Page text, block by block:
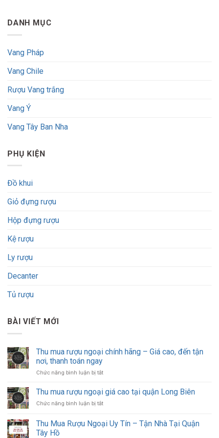
DANH MỤC
Vang Pháp
Vang Chile
Rượu Vang trắng
Vang Ý
Vang Tây Ban Nha
PHỤ KIỆN
Đồ khui
Giỏ đựng rượu
Hộp đựng rượu
Kệ rượu
Ly rượu
Decanter
Tủ rượu
BÀI VIẾT MỚI
Thu mua rượu ngoại chính hãng – Giá cao, đến tận
nơi, thanh toán ngay
Chức năng bình luận bị tắtở
mua
rượu
ngoại
hãng
Thu mua rượu ngoại giá cao tại quận Long Biên
Chức năng bình luận bị tắtở
mua
rượu
Thu Mua Rượu Ngoại Uy Tín – Tận Nhà Tại Quận
Tây Hồ